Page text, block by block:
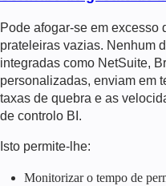
Pode afogar-se em excesso
prateleiras vazias. Nenhum
integradas como NetSuite,
personalizadas, enviam em
taxas de quebra e as
de controlo BI.
Isto permite-lhe:
Monitorizar o tempo de